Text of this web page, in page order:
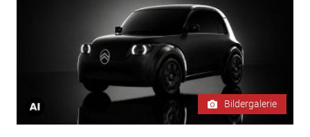
Bildergalerie